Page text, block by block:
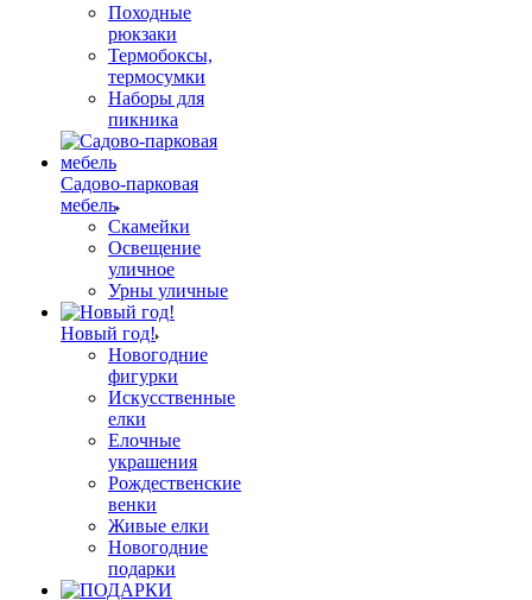
Походные
рюкзаки
Термобоксы,
термосумки
Наборы для
пикника
Садово-парковая
мебель
Скамейки
Освещение
уличное
Урны уличные
Новый год!
Новогодние
фигурки
Искусственные
елки
Елочные
украшения
Рождественские
венки
Живые елки
Новогодние
подарки